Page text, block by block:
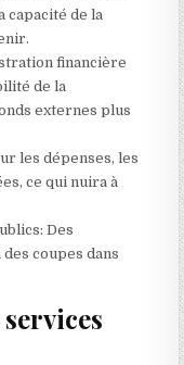
capacité de la
financière
de la
externes plus
les dépenses, les
ce qui nuira à
Des
coupes dans